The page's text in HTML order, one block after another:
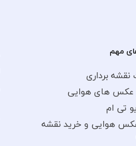
مهم
برداری
عکس های هوایی
تی ام
هوایی و خرید نقشه